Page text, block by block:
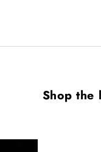
Shop the